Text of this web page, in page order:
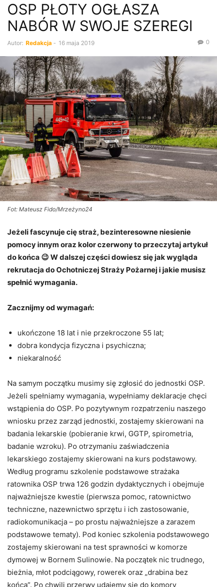
OSP PŁOTY OGŁASZA
NABÓR W SWOJE SZEREGI
Autor: Redakcja - 16 maja 2019 0
Fot: Mateusz Fido/Mrzeżyno24
Jeżeli fascynuje cię straż, bezinteresowne niesienie
pomocy innym oraz kolor czerwony to przeczytaj artykuł
do końca 😉 W dalszej części dowiesz się jak wygląda
rekrutacja do Ochotniczej Straży Pożarnej i jakie musisz
spełnić wymagania.
Zacznijmy od wymagań:
ukończone 18 lat i nie przekroczone 55 lat;
dobra kondycja fizyczna i psychiczna;
niekaralność
Na samym początku musimy się zgłosić do jednostki OSP.
Jeżeli spełniamy wymagania, wypełniamy deklaracje chęci
wstąpienia do OSP. Po pozytywnym rozpatrzeniu naszego
wniosku przez zarząd jednostki, zostajemy skierowani na
badania lekarskie (pobieranie krwi, GGTP, spirometria,
badanie wzroku). Po otrzymaniu zaświadczenia
lekarskiego zostajemy skierowani na kurs podstawowy.
Według programu szkolenie podstawowe strażaka
ratownika OSP trwa 126 godzin dydaktycznych i obejmuje
najważniejsze kwestie (pierwsza pomoc, ratownictwo
techniczne, nazewnictwo sprzętu i ich zastosowanie,
radiokomunikacja – po prostu najważniejsze a zarazem
podstawowe tematy). Pod koniec szkolenia podstawowego
zostajemy skierowani na test sprawności w komorze
dymowej w Bornem Sulinowie. Na początek nic trudnego,
bieżnia, młot podciągowy, rowerek oraz „drabina bez
końca”. Po chwili przerwy udajemy się do komory